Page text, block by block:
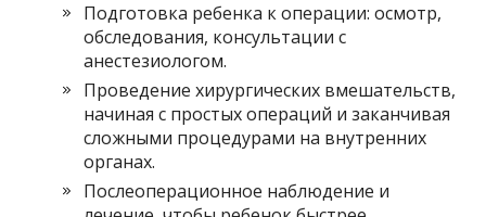
Подготовка ребенка к операции: осмотр,
обследования, консультации с
анестезиологом.
Проведение хирургических вмешательств,
начиная с простых операций и заканчивая
сложными процедурами на внутренних
органах.
Послеоперационное наблюдение и